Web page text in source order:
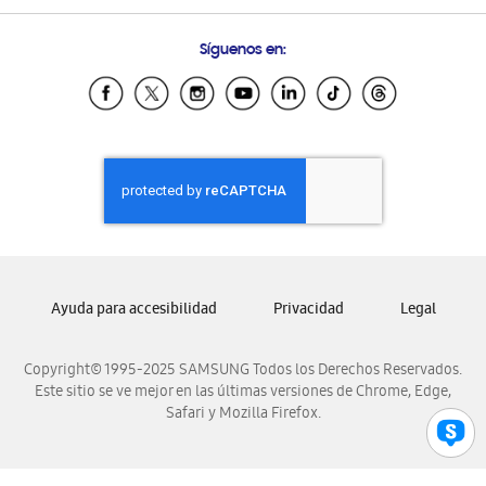
Samsung Ecuador
Samsung El Salvador
Samsung Honduras
Samsung Nicaragua
Samsung Panamá
Samsung Venezuela
Síguenos en:
Copyright© 1995-2025 SAMSUNG Todos los Derechos Reservados.
Este sitio se ve mejor en las últimas versiones de Chrome, Edge,
Safari y Mozilla Firefox.
Ayuda para accesibilidad Privacidad Legal